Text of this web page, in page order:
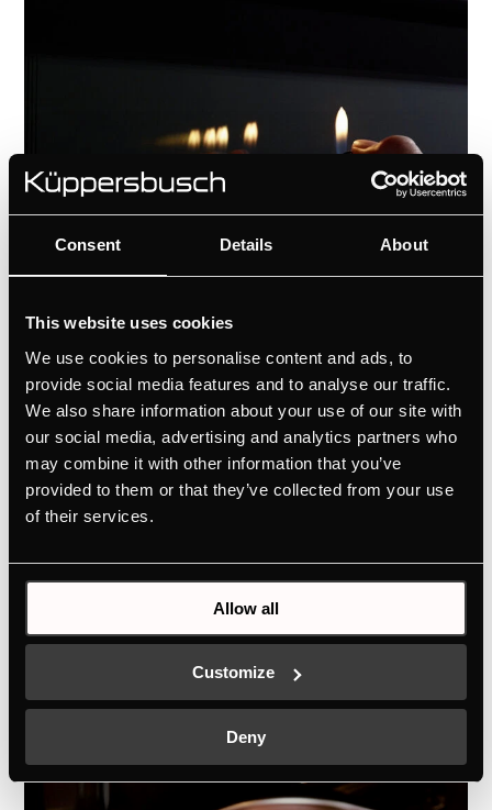
Consent Details About
This website uses cookies
We use cookies to personalise content and ads, to
provide social media features and to analyse our traffic.
We also share information about your use of our site with
our social media, advertising and analytics partners who
may combine it with other information that you’ve
provided to them or that they’ve collected from your use
of their services.
Allow all
Customize
Deny
En caso de que algunas salpicaduras
hayan manchado las paredes del interior
de tu horno, puedes simplemente
limpiarlos de nuevo con un paño húmedo
gracias al recubrimiento esmaltado